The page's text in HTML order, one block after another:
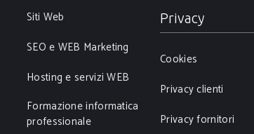
Siti Web
SEO e WEB Marketing
Hosting e servizi WEB
Formazione informatica
professionale
Privacy
Cookies
Privacy clienti
Privacy fornitori